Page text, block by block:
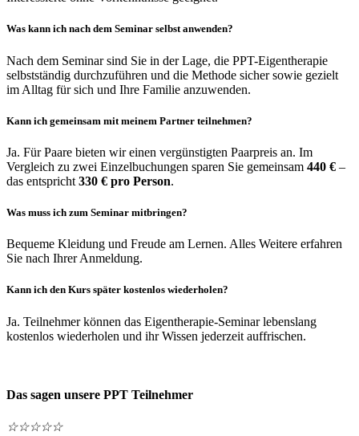
Was kann ich nach dem Seminar selbst anwenden?
Nach dem Seminar sind Sie in der Lage, die PPT-Eigentherapie
selbstständig durchzuführen und die Methode sicher sowie gezielt
im Alltag für sich und Ihre Familie anzuwenden.
Kann ich gemeinsam mit meinem Partner teilnehmen?
Ja. Für Paare bieten wir einen vergünstigten Paarpreis an. Im
Vergleich zu zwei Einzelbuchungen sparen Sie gemeinsam 440 € –
das entspricht 330 € pro Person.
Was muss ich zum Seminar mitbringen?
Bequeme Kleidung und Freude am Lernen. Alles Weitere erfahren
Sie nach Ihrer Anmeldung.
Kann ich den Kurs später kostenlos wiederholen?
Ja. Teilnehmer können das Eigentherapie-Seminar lebenslang
kostenlos wiederholen und ihr Wissen jederzeit auffrischen.
Das sagen unsere PPT Teilnehmer
☆☆☆☆☆